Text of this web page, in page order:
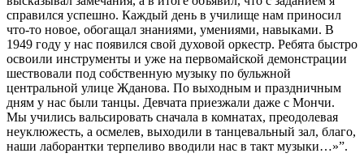
справился успешно. Каждый день в училище нам приносил
что-то новое, обогащал знаниями, умениями, навыками. В
1949 году у нас появился свой духовой оркестр. Ребята быстро
освоили инструменты и уже на первомайской демонстрации
шествовали под собственную музыку по бульжной
центральной улице Жданова. По выходным и праздничным
дням у нас были танцы. Девчата приезжали даже с Мончи.
Мы учились вальсировать сначала в комнатах, преодолевая
неуклюжесть, а осмелев, выходили в танцевальный зал, благо,
наши лаборантки терпеливо вводили нас в такт музыки…»”.